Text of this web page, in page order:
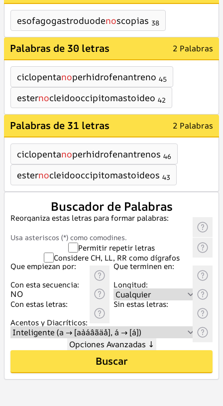
esofagogastroduodenoscopias 38
Palabras de 30 letras 2 Palabras
ciclopentanoperhidrofenantreno 45
esternocleidooccipitomastoideo 42
Palabras de 31 letras 2 Palabras
ciclopentanoperhidrofenantrenos 46
esternocleidooccipitomastoideos 43
Buscador de Palabras
Reorganiza estas letras para formar palabras:
Usa asteriscos (*) como comodines.
Permitir repetir letras
Considere CH, LL, RR como dígrafos
Que empiezan por:
Que terminen en:
Con esta secuencia:
Longitud:
Con estas letras:
Sin estas letras:
Acentos y Diacríticos:
Opciones Avanzadas ↓
Buscar